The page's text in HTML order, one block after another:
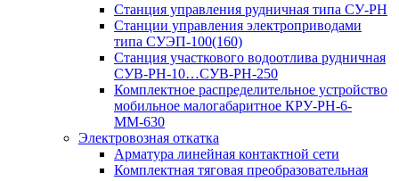
Станция управления рудничная типа СУ-РН
Станции управления электроприводами
типа СУЭП-100(160)
Станция участкового водоотлива рудничная
СУВ-РН-10…СУВ-РН-250
Комплектное распределительное устройство
мобильное малогабаритное КРУ-РН-6-
ММ-630
Электровозная откатка
Арматура линейная контактной сети
Комплектная тяговая преобразовательная